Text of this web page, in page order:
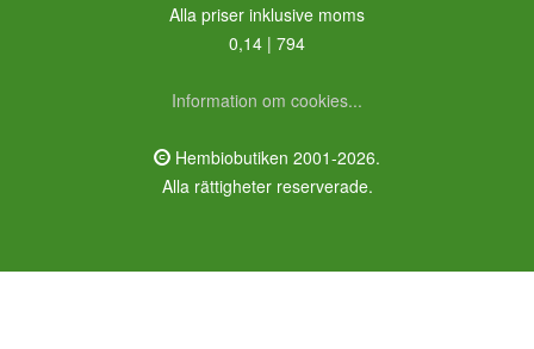
Alla priser inklusive moms
0,14 | 794
Information om cookies...
Hembiobutiken 2001-2026.
Alla rättigheter reserverade.